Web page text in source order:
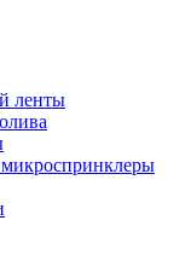
ленты